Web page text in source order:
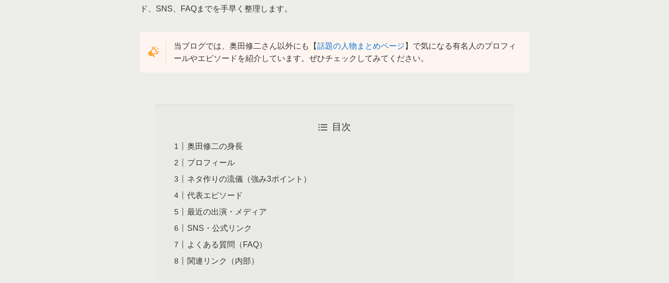
ド、SNS、FAQまでを手早く整理します。
当ブログでは、奥田修二さん以外にも【話題の人物まとめページ 】で気になる有名人のプロフィ
ールやエピソードを紹介しています。ぜひチェックしてみてください。
目次
奥田修二の身長
プロフィール
ネタ作りの流儀（強み3ポイント）
代表エピソード
最近の出演・メディア
SNS・公式リンク
よくある質問（FAQ）
関連リンク（内部）